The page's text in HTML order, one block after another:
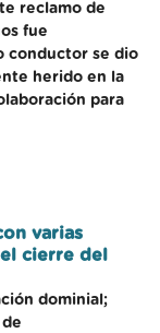
reclamo de
fue
conductor se dio
herido en la
para
varias
cierre del
dominial;